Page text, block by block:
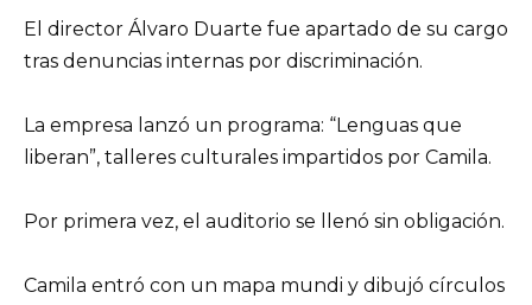
El director Álvaro Duarte fue apartado de su cargo
tras denuncias internas por discriminación.
La empresa lanzó un programa: “Lenguas que
liberan”, talleres culturales impartidos por Camila.
Por primera vez, el auditorio se llenó sin obligación.
Camila entró con un mapa mundi y dibujó círculos